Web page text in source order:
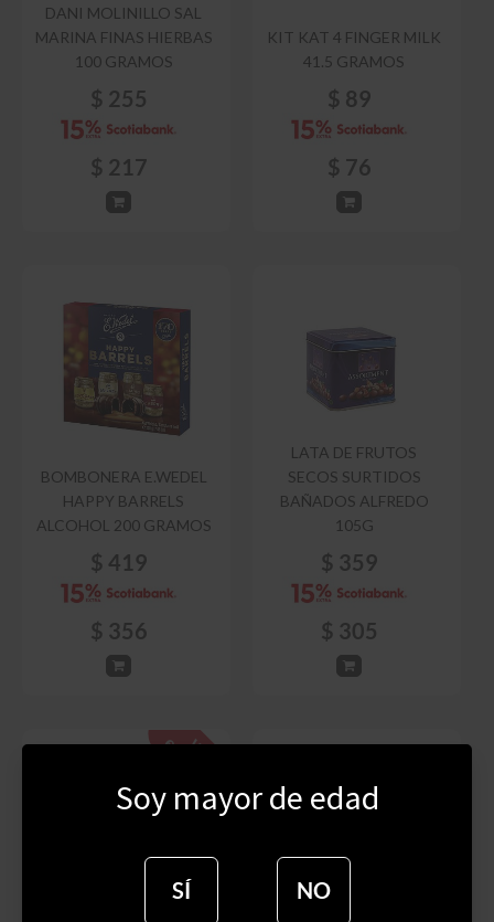
DANI MOLINILLO SAL
MARINA FINAS HIERBAS
100 GRAMOS
$ 255
$ 217
KIT KAT 4 FINGER MILK
41.5 GRAMOS
$ 89
$ 76
BOMBONERA E.WEDEL
HAPPY BARRELS
ALCOHOL 200 GRAMOS
$ 419
$ 356
LATA DE FRUTOS
SECOS SURTIDOS
BAÑADOS ALFREDO
105G
$ 359
$ 305
Soy mayor de edad
SÍ NO